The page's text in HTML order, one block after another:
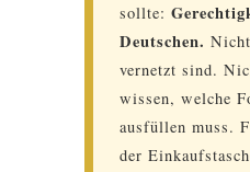
sollte:
Deutschen.
vernetzt sind.
wissen, welche
ausfüllen muss.
der